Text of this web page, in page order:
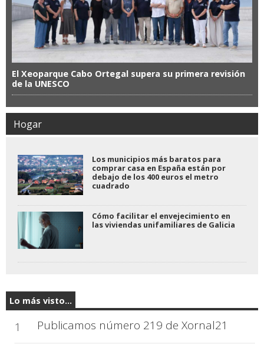
El Xeoparque Cabo Ortegal supera su primera revisión
de la UNESCO
Hogar
Los municipios más baratos para
comprar casa en España están por
debajo de los 400 euros el metro
cuadrado
Cómo facilitar el envejecimiento en
las viviendas unifamiliares de Galicia
Lo más visto...
1 Publicamos número 219 de Xornal21